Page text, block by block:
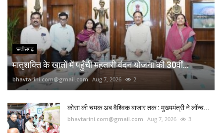
छत्तीसगढ़
मातृशक्ति के खातों में पहुँची महतारी वंदन योजना की 30वीं...
bhavtarini.com@gmail.com Aug 7, 2026 2
कोसा की चमक अब वैश्विक बाजार तक : मुख्यमंत्री ने लॉन्च...
bhavtarini.com@gmail.com Aug 7, 2026 3